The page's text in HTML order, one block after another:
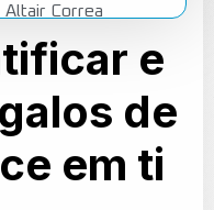
Altair Correa
e
de
em ti